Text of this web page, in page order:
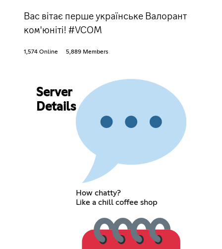
Вас вітає перше українське Валорант
ком'юніті! #VCOM
1,574 Online 5,889 Members
Server
Details
How chatty?
Like a chill coffee shop